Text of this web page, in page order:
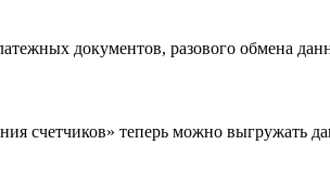
документов, разового обмена
счетчиков» теперь можно выгружать